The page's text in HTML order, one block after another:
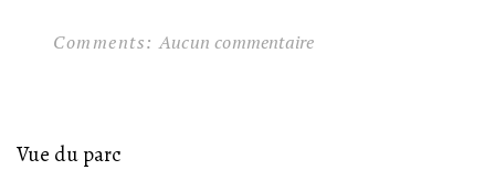
Comments:Aucun commentaire
Vue du parc